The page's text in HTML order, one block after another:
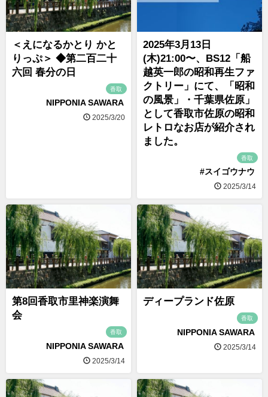
＜えになるかとり かと
りっぷ＞ ◆第二百二十
六回 春分の日
香取
NIPPONIA SAWARA
2025/3/20
2025年3月13日
(木)21:00〜、BS12「船
越英一郎の昭和再生ファ
クトリー」にて、「昭和
の風景」・千葉県佐原」
として香取市佐原の昭和
レトロなお店が紹介され
ました。
香取
#スイゴウナウ
2025/3/14
第8回香取市里神楽演舞
会
香取
NIPPONIA SAWARA
2025/3/14
ディープランド佐原
香取
NIPPONIA SAWARA
2025/3/14